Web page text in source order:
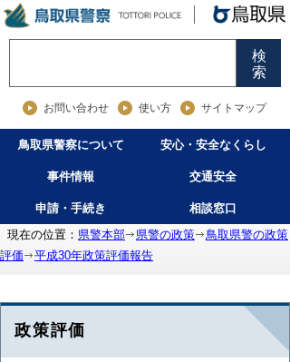
検
索
お問い合わせ 使い方 サイトマップ
鳥取県警察について 安心・安全なくらし
事件情報 交通安全
申請・手続き
相談窓口
現在の位置： 県警本部 県警の政策
鳥取県警の政策
評価
平成30年政策評価報告
政策評価